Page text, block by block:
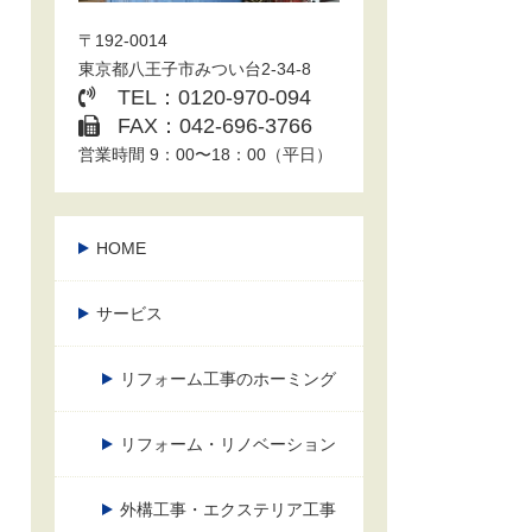
〒192-0014
東京都八王子市みつい台2-34-8
TEL：0120-970-094
FAX：042-696-3766
営業時間 9：00〜18：00（平日）
HOME
サービス
リフォーム工事のホーミング
リフォーム・リノベーション
外構工事・エクステリア工事